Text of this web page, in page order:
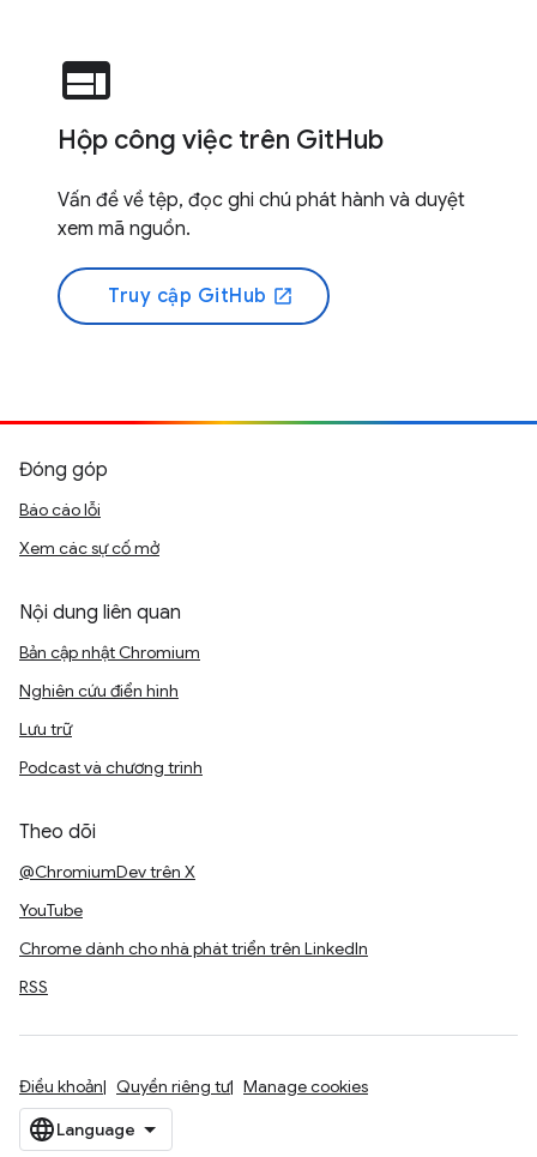
web
Hộp công việc trên GitHub
Vấn đề về tệp, đọc ghi chú phát hành và duyệt
xem mã nguồn.
Truy cập GitHub open_in_new
Đóng góp
Báo cáo lỗi
Xem các sự cố mở
Nội dung liên quan
Bản cập nhật Chromium
Nghiên cứu điển hình
Lưu trữ
Podcast và chương trình
Theo dõi
@ChromiumDev trên X
YouTube
Chrome dành cho nhà phát triển trên LinkedIn
RSS
Điều khoản Quyền riêng tư Manage cookies